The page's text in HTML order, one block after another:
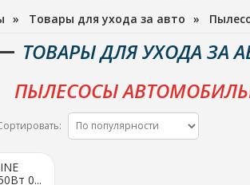
» Товары для ухода за авто »
ТОВАРЫ ДЛЯ УХОДА ЗА
ПЫЛЕСОСЫ
0...